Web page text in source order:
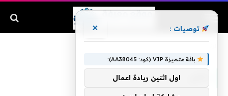
توصيات : ×
باقة متميزة VIP (كود: AA38045):
اول اثنين ريادة اعمال